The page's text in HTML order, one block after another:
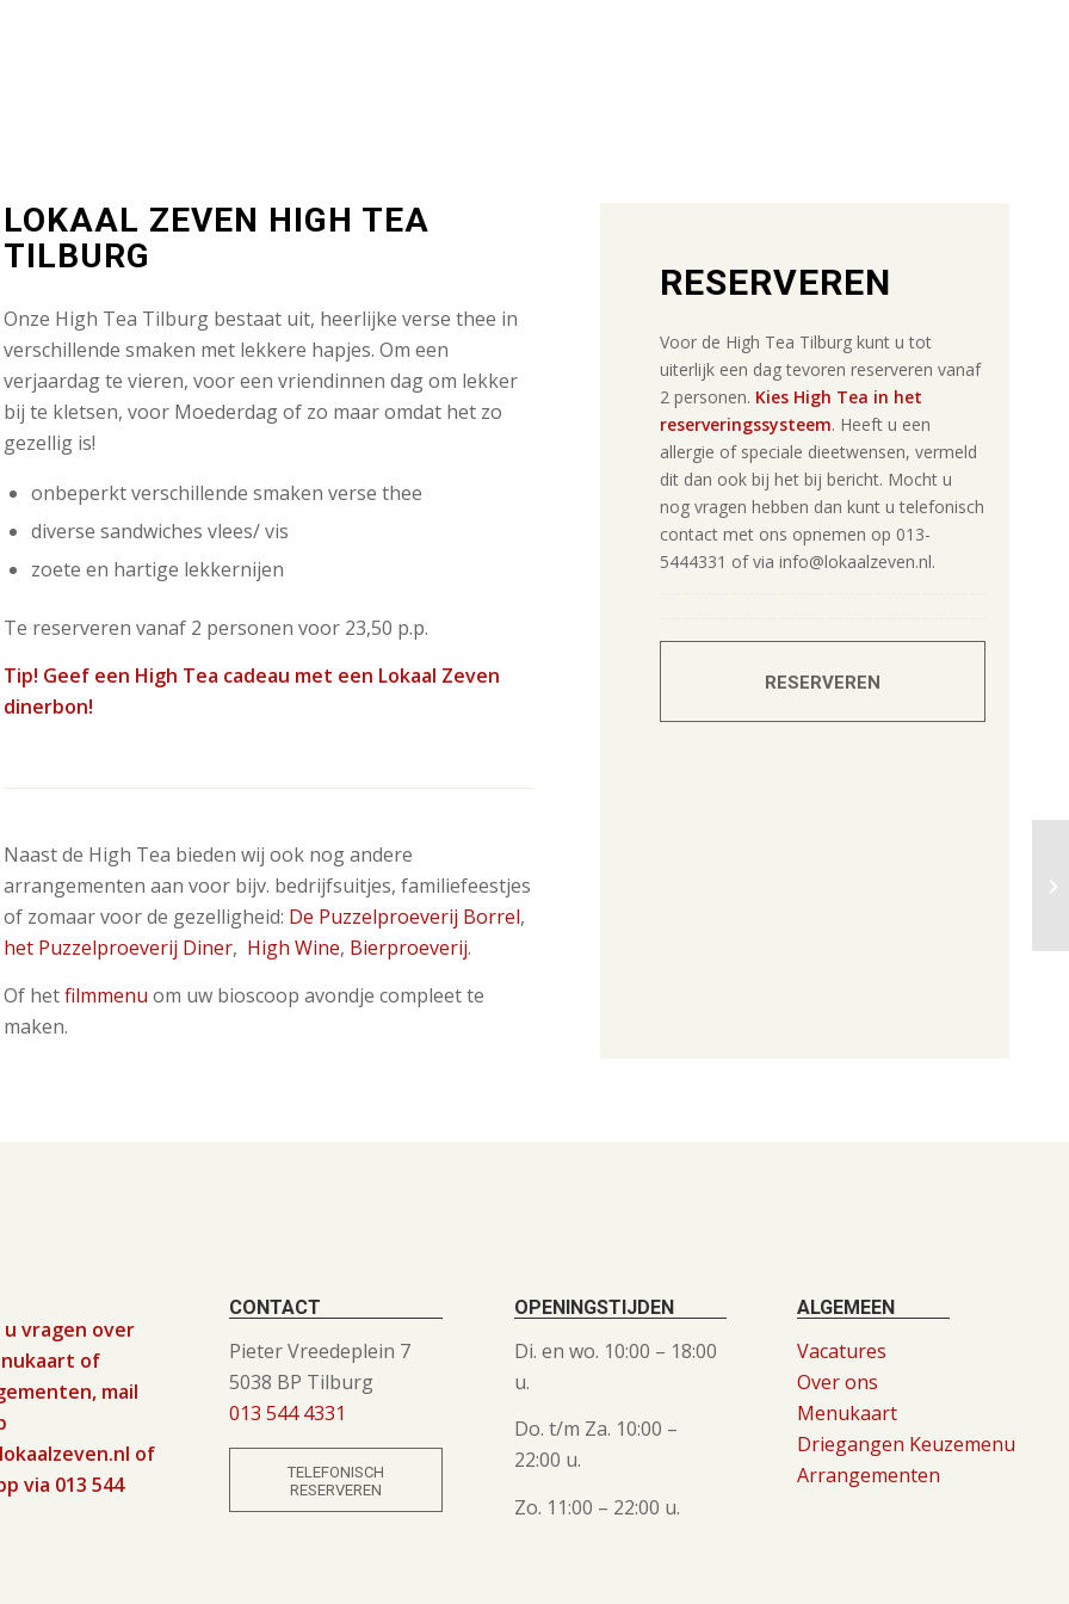
LOKAAL ZEVEN HIGH TEA
TILBURG
Onze High Tea Tilburg bestaat uit, heerlijke verse thee in
verschillende smaken met lekkere hapjes. Om een
verjaardag te vieren, voor een vriendinnen dag om lekker
bij te kletsen, voor Moederdag of zo maar omdat het zo
gezellig is!
onbeperkt verschillende smaken verse thee
diverse sandwiches vlees/ vis
zoete en hartige lekkernijen
Te reserveren vanaf 2 personen voor 23,50 p.p.
Tip! Geef een High Tea cadeau met een Lokaal Zeven
dinerbon!
Naast de High Tea bieden wij ook nog andere
arrangementen aan voor bijv. bedrijfsuitjes, familiefeestjes
of zomaar voor de gezelligheid: De Puzzelproeverij Borrel,
het Puzzelproeverij Diner, High Wine, Bierproeverij.
Of hetfilmmenu om uw bioscoop avondje compleet te
maken.
RESERVEREN
Voor de High Tea Tilburg kunt u tot
uiterlijk een dag tevoren reserveren vanaf
2 personen. Kies High Tea in het
reserveringssysteem. Heeft u een
allergie of speciale dieetwensen, vermeld
dit dan ook bij het bij bericht. Mocht u
nog vragen hebben dan kunt u telefonisch
contact met ons opnemen op 013-
5444331 of via info@lokaalzeven.nl.
RESERVEREN
vragen over
of
mail
of
via 013 544
CONTACT
Pieter Vreedeplein 7
5038 BP Tilburg
013 544 4331
TELEFONISCH
RESERVEREN
OPENINGSTIJDEN
Di. en wo. 10:00 – 18:00
u.
Do. t/m Za. 10:00 –
22:00 u.
Zo. 11:00 – 22:00 u.
ALGEMEEN
Vacatures
Over ons
Menukaart
Driegangen Keuzemenu
Arrangementen